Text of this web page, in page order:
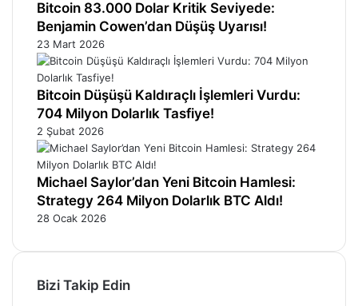
Bitcoin 83.000 Dolar Kritik Seviyede:
Benjamin Cowen’dan Düşüş Uyarısı!
23 Mart 2026
Bitcoin Düşüşü Kaldıraçlı İşlemleri Vurdu:
704 Milyon Dolarlık Tasfiye!
2 Şubat 2026
Michael Saylor’dan Yeni Bitcoin Hamlesi:
Strategy 264 Milyon Dolarlık BTC Aldı!
28 Ocak 2026
Bizi Takip Edin